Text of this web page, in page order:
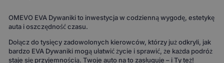
OMEVO EVA Dywaniki to inwestycja w codzienną wygodę, estetykę
auta i oszczędność czasu.
Dołącz do tysięcy zadowolonych kierowców, którzy już odkryli, jak
bardzo EVA Dywaniki mogą ułatwić życie i sprawić, że każda podróż
staje się przyjemnością. Twoje auto na to zasługuje – i Ty też!